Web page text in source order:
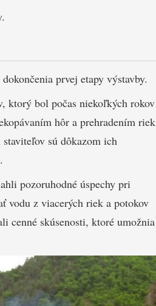
prvej etapy výstavby.
ktorý bol počas niekoľkých rokov
hôr a prehradením riek
sú dôkazom ich
pozoruhodné úspechy pri
vodu z viacerých riek a potokov
cenné skúsenosti, ktoré umožnia